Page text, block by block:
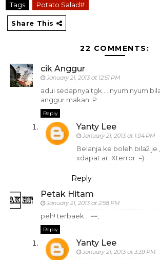
Tags Potato Salad#
Share This
22 COMMENTS:
cik Anggur
January 21, 2013 at 12:51 PM
adui sedapnya tgk.....nyum nyum
anggur makan :P
Reply
Yanty Lee
January 21, 2013 at 1:04 PM
Belanja ke boleh bila2 je
xdapat ar. Xterror. =)
Reply
Petak Hitam
January 21, 2013 at 2:58 PM
peh! terbaek... ==,
Reply
Yanty Lee
January 21, 2013 at 3:39 PM